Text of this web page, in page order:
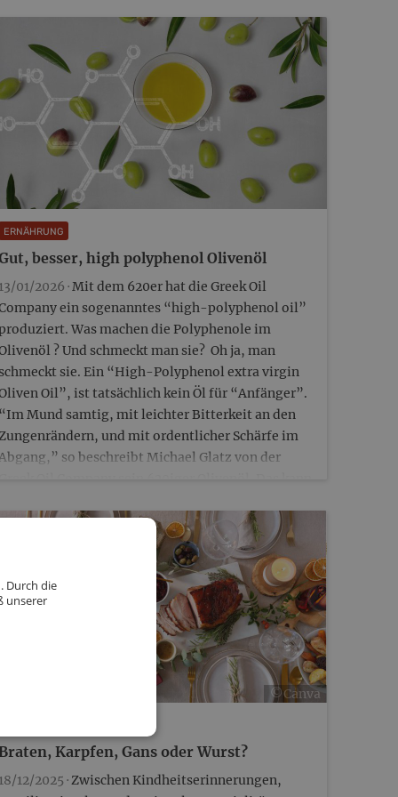
ERNÄHRUNG
besser, high polyphenol Olivenöl
13/01/2026 ·Mit dem 620er hat die Greek Oil
ein sogenanntes “high-polyphenol oil”
Was machen die Polyphenole im
? Und schmeckt man sie? Oh ja, man
sie. Ein “High-Polyphenol extra virgin
Oil”, ist tatsächlich kein Öl für “Anfänger”.
“Im Mund samtig, mit leichter Bitterkeit an den
und mit ordentlicher Schärfe im
so beschreibt Michael Glatz von der
©Canva
Karpfen, Gans oder Wurst?
18/12/2025 ·Zwischen Kindheitserinnerungen,
Durch die
unserer